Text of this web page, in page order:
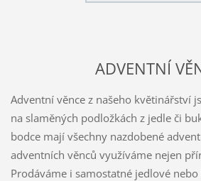
ADVENTNÍ
Adventní věnce z našeho květinářství
na slaměných podložkách z jedle či
bodce mají všechny nazdobené
adventních věnců využíváme nejen
Prodáváme i samostatné jedlové